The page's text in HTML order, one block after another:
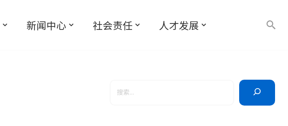
新闻中心 社会责任 人才发展